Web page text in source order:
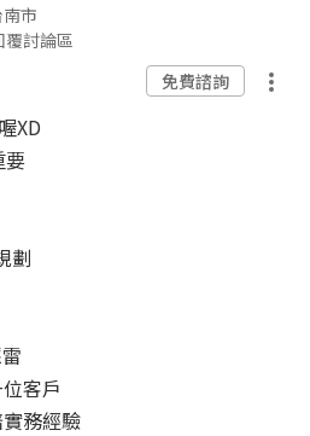
南市
覆討論區
免費諮詢
XD
要
劃
客戶
務經驗